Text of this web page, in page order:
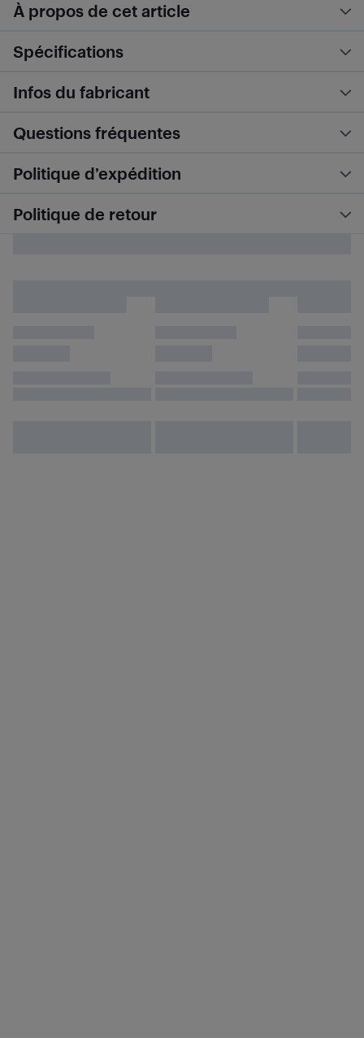
À propos de cet article
Spécifications
Infos du fabricant
Questions fréquentes
Politique d’expédition
Politique de retour